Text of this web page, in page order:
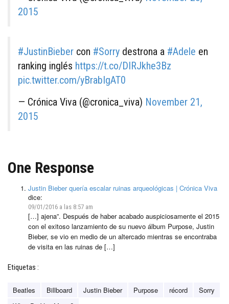
2015
#JustinBieber con #Sorry destrona a #Adele en
ranking inglés https://t.co/DIRJkhe3Bz
pic.twitter.com/yBrabIgAT0
— Crónica Viva (@cronica_viva) November 21,
2015
One Response
Justin Bieber quería escalar ruinas arqueológicas | Crónica Viva
dice:
09/01/2016 a las 8:57 am
[…] ajena”. Después de haber acabado auspiciosamente el 2015
con el exitoso lanzamiento de su nuevo álbum Purpose, Justin
Bieber, se vio en medio de un altercado mientras se encontraba
de visita en las ruinas de […]
Etiquetas :
Beatles Billboard Justin Bieber Purpose récord
Sorry